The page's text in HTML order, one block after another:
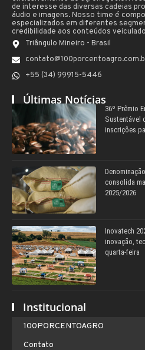
de interesse das diversas cadeias
áudio e imagens. Nosso time é
especializados em diferentes
credibilidade aos conteúdos
Triângulo Mineiro - Brasil
+55 (34) 99915-5446
Últimas Notícias
36º Prêmio
Sustentável
inscrições
consolida
2025/2026
Inovatech
inovação,
quarta-feira
Institucional
100PORCENTOAGRO
Contato